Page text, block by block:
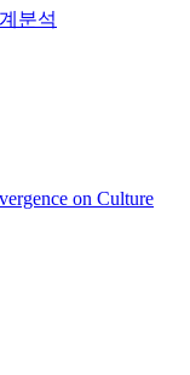
분석
on Culture